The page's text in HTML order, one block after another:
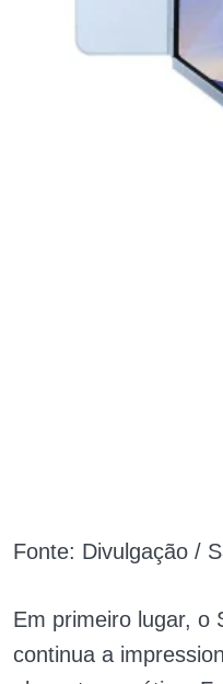
Fonte: Divulgação /
Em primeiro lugar, o
continua a